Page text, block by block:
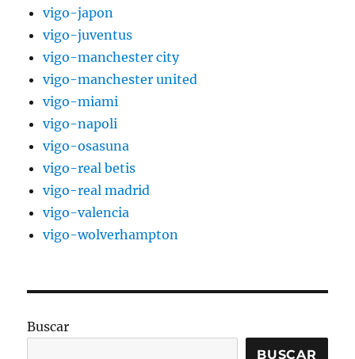
vigo-japon
vigo-juventus
vigo-manchester city
vigo-manchester united
vigo-miami
vigo-napoli
vigo-osasuna
vigo-real betis
vigo-real madrid
vigo-valencia
vigo-wolverhampton
Buscar
BUSCAR